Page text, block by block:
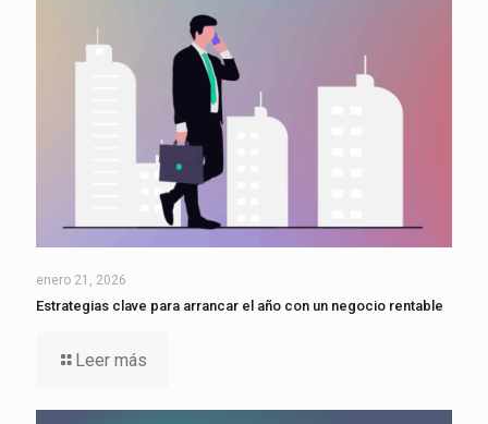
enero 21, 2026
Estrategias clave para arrancar el año con un negocio rentable
Leer más